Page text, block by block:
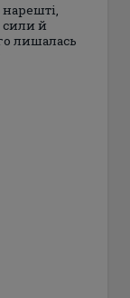
сили й
лишалась